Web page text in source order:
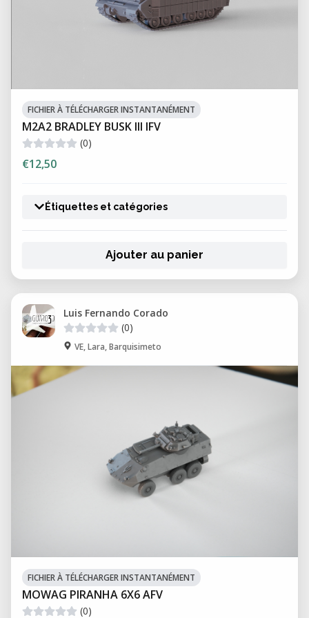
FICHIER À TÉLÉCHARGER INSTANTANÉMENT
M2A2 BRADLEY BUSK III IFV
(0)
€12,50
Étiquettes et catégories
Ajouter au panier
Luis Fernando Corado
(0)
VE, Lara, Barquisimeto
FICHIER À TÉLÉCHARGER INSTANTANÉMENT
MOWAG PIRANHA 6X6 AFV
(0)